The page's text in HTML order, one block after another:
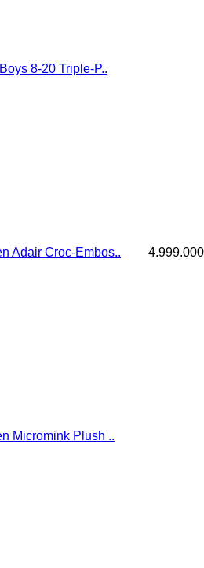
8-20 Triple-P..
4.999.000
Adair Croc-Embos..
Micromink Plush ..